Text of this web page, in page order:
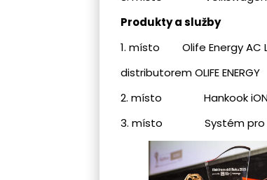
Produkty a služby
1. místo Olife Energy AC
distributorem OLIFE ENERGY
2. místo Hankook iON
3. místo Systém pro